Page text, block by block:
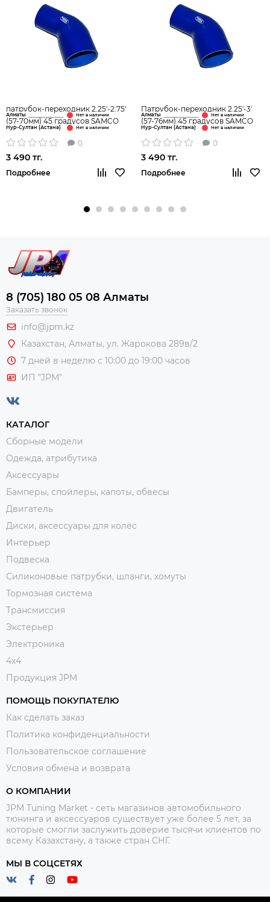
патрубок-переходник 2.25'-2.75'
(57-70мм) 45 градусов SAMCO
Алматы
Нур-Султан (Астана)
0
3 490 тг.
Подробнее
Патрубок-переходник 2.25'-3'
(57-76мм) 45 градусов SAMCO
Алматы
Нур-Султан (Астана)
0
3 490 тг.
Подробнее
8 (705) 180 05 08 Алматы
Заказать звонок
info@jpm.kz
Казахстан, Алматы, ул. Жарокова 289в/2
7 дней в неделю с 10:00 до 19:00 часов
ИП "JPM"
КАТАЛОГ
Сборные модели
Одежда, атрибутика
Аксессуары
Бамперы, спойлеры, капоты, обвесы
Двигатель
Диски, аксессуары для колёс
Интерьер
Подвеска
Силиконовые патрубки, шланги, хомуты
Тормозная система
Трансмиссия
Экстерьер
Электроника
4x4
Продукция JPM
ПОМОЩЬ ПОКУПАТЕЛЮ
Как сделать заказ
Политика конфиденциальности
Пользовательское соглашение
Условия обмена и возврата
О КОМПАНИИ
JPM Tuning Market - сеть магазинов автомобильного
тюнинга и аксессуаров существует уже более 5 лет, за
которые смогли заслужить доверие тысячи клиентов по
всему Казахстану, а также стран СНГ.
МЫ В СОЦСЕТЯХ